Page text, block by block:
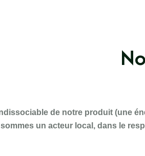
de notre produit (une
un acteur local, dans le